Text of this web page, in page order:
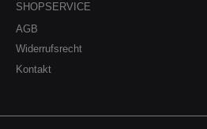
SHOPSERVICE
AGB
Widerrufsrecht
Kontakt